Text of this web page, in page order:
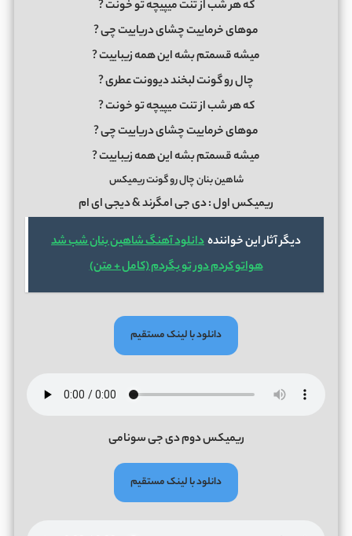
که هر شب از تنت میپیچه تو خونت ?
موهای خرماییت چشای دریاییت چی ?
میشه قسمتم بشه این همه زیباییت ?
چال رو گونت لبخند دیوونت عطری ?
که هر شب از تنت میپیچه تو خونت ?
موهای خرماییت چشای دریاییت چی ?
میشه قسمتم بشه این همه زیباییت ?
شاهین بنان چال رو گونت ریمیکس
ریمیکس اول : دی جی امگرند & دیجی ای ام
دیگر آثار این خوانندهدانلود آهنگ شاهین بنان شب شد
هواتو کردم دور تو بگردم (کامل + متن)
دانلود با لینک مستقیم
ریمیکس دوم دی جی سونامی
دانلود با لینک مستقیم